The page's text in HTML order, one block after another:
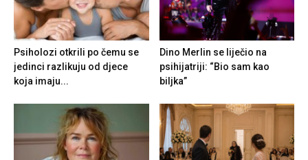
Psiholozi otkrili po čemu se
jedinci razlikuju od djece
koja imaju...
Dino Merlin se liječio na
psihijatriji: “Bio sam kao
biljka”